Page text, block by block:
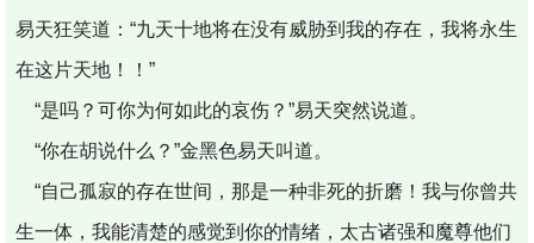
易天狂笑道：“九天十地将在没有威胁到我的存在，我将永生
在这片天地！！”
“是吗？可你为何如此的哀伤？”易天突然说道。
“你在胡说什么？”金黑色易天叫道。
“自己孤寂的存在世间，那是一种非死的折磨！我与你曾共
生一体，我能清楚的感觉到你的情绪，太古诸强和魔尊他们